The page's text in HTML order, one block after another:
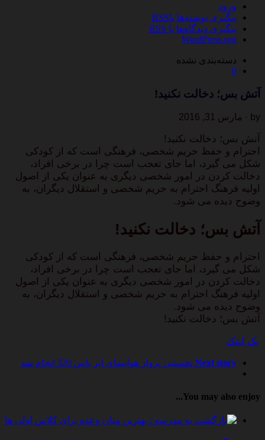
ورود
پیگیری نوشته‌ها باRSS
پیگیری دیدگاه‌ها با RSS
WordPress.org
دسته‌بندی نشده
0
آتش بس؛ دخالت نکنید!
by · مارس 31, 2016
آتش بس؛ دخالت نکنید!
احترام و حفظ حریم شخصی، فرهنگی است که از کودکی
شکل می گیرد، اما جای تعجب است چرا در برخی افراد،
دخالت کردن در امور شخصی دیگری به عنوان یکی از اصول
اولیه فرهنگ احترام به حریم شخصی و استقلال دیگران، به
وضوح دیده می شود.
آتش بس؛ دخالت نکنید!
احترام و حفظ حریم شخصی، فرهنگی است که از کودکی
شکل می گیرد، اما جای تعجب است چرا در برخی افراد،
دخالت کردن در امور شخصی دیگری به عنوان یکی از اصول
اولیه فرهنگ احترام به حریم شخصی و استقلال دیگران، به
وضوح دیده می شود.
آتش بس؛ دخالت نکنید!
بک لینک
Next story نخستین پرواز هواپیمای ایر باس 320 انجام شد
You may also enjoy...